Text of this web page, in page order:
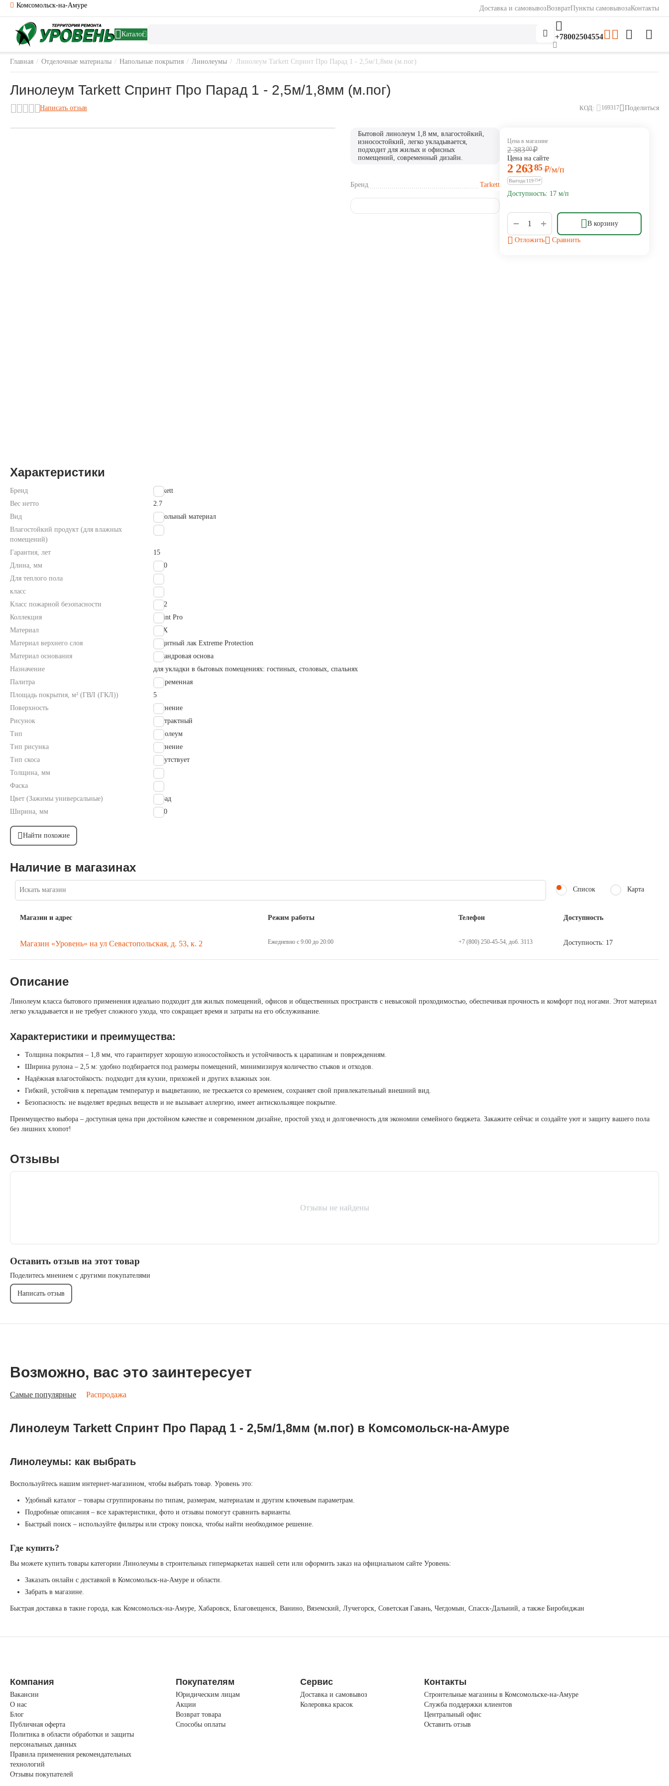
Комсомольск-на-Амуре Доставка и самовывозВозвратПункты самовывозаКонтакты
Каталог +78002504554
Главная / Отделочные материалы / Напольные покрытия / Линолеумы / Линолеум Tarkett Спринт Про Парад 1 - 2,5м/1,8мм (м.пог)
Линолеум Tarkett Спринт Про Парад 1 - 2,5м/1,8мм (м.пог)
Написать отзыв КОД: 169317 Поделиться
Бытовой линолеум 1,8 мм, влагостойкий,
износостойкий, легко укладывается,
подходит для жилых и офисных
помещений, современный дизайн.
Бренд Tarkett
Цена в магазине
2 38300₽
Цена на сайте
2 26385 ₽/м/п
Выгода:119 15₽
Доступность: 17 м/п
+
− В корзину
Отложить Сравнить
Характеристики
Бренд
Tarkett
Вес нетто
2.7
Вид
напольный материал
Влагостойкий продукт (для влажных
помещений)
Гарантия, лет
15
Длина, мм
2500
Для теплого пола
класс
Класс пожарной безопасности
КМ2
Коллекция
Sprint Pro
Материал
ПВХ
Материал верхнего слоя
Защитный лак Extreme Protection
Материал основания
Каландровая основа
Назначение
для укладки в бытовых помещениях: гостиных, столовых, спальнях
Палитра
Современная
Площадь покрытия, м² (ГВЛ (ГКЛ))
5
Поверхность
Тиснение
Рисунок
Абстрактный
Тип
линолеум
Тип рисунка
Тиснение
Тип скоса
Отсутствует
Толщина, мм
Фаска
Цвет (Зажимы универсальные)
Парад
Ширина, мм
2000
Найти похожие
Наличие в магазинах
Список Карта
Магазин и адрес Режим работы Телефон Доступность
Магазин «Уровень» на ул Севастопольская, д. 53, к. 2 Ежедневно с 9:00 до 20:00 +7 (800) 250-45-54, доб. 3113 Доступность: 17
Описание
Линолеум класса бытового применения идеально подходит для жилых помещений, офисов и общественных пространств с невысокой проходимостью, обеспечивая прочность и комфорт под ногами. Этот материал
легко укладывается и не требует сложного ухода, что сокращает время и затраты на его обслуживание.
Характеристики и преимущества:
Толщина покрытия – 1,8 мм, что гарантирует хорошую износостойкость и устойчивость к царапинам и повреждениям.
Ширина рулона – 2,5 м: удобно подбирается под размеры помещений, минимизируя количество стыков и отходов.
Надёжная влагостойкость: подходит для кухни, прихожей и других влажных зон.
Гибкий, устойчив к перепадам температур и выцветанию, не трескается со временем, сохраняет свой привлекательный внешний вид.
Безопасность: не выделяет вредных веществ и не вызывает аллергию, имеет антискользящее покрытие.
Преимущество выбора – доступная цена при достойном качестве и современном дизайне, простой уход и долговечность для экономии семейного бюджета. Закажите сейчас и создайте уют и защиту вашего пола
без лишних хлопот!
Отзывы
Отзывы не найдены
Оставить отзыв на этот товар
Поделитесь мнением с другими покупателями
Написать отзыв
Возможно, вас это заинтересует
Самые популярные Распродажа
Линолеум Tarkett Спринт Про Парад 1 - 2,5м/1,8мм (м.пог) в Комсомольск-на-Амуре
Линолеумы: как выбрать
Воспользуйтесь нашим интернет-магазином, чтобы выбрать товар. Уровень это:
Удобный каталог – товары сгруппированы по типам, размерам, материалам и другим ключевым параметрам.
Подробные описания – все характеристики, фото и отзывы помогут сравнить варианты.
Быстрый поиск – используйте фильтры или строку поиска, чтобы найти необходимое решение.
Где купить?
Вы можете купить товары категории Линолеумы в строительных гипермаркетах нашей сети или оформить заказ на официальном сайте Уровень:
Заказать онлайн с доставкой в Комсомольск-на-Амуре и области.
Забрать в магазине.
Быстрая доставка в такие города, как Комсомольск-на-Амуре, Хабаровск, Благовещенск, Ванино, Вяземский, Лучегорск, Советская Гавань, Чегдомын, Спасск-Дальний, а также Биробиджан
Компания
Вакансии
О нас
Блог
Публичная оферта
Политика в области обработки и защиты
персональных данных
Правила применения рекомендательных
технологий
Отзывы покупателей
Покупателям
Юридическим лицам
Акции
Возврат товара
Способы оплаты
Сервис
Доставка и самовывоз
Колеровка красок
Контакты
Строительные магазины в Комсомольске-на-Амуре
Служба поддержки клиентов
Центральный офис
Оставить отзыв